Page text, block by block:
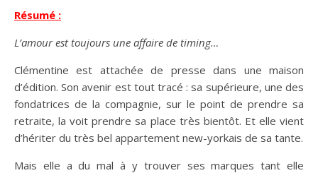
Résumé :
L’amour est toujours une affaire de timing…
Clémentine est attachée de presse dans une maison
d’édition. Son avenir est tout tracé : sa supérieure, une des
fondatrices de la compagnie, sur le point de prendre sa
retraite, la voit prendre sa place très bientôt. Et elle vient
d’hériter du très bel appartement new-yorkais de sa tante.
Mais elle a du mal à y trouver ses marques tant elle